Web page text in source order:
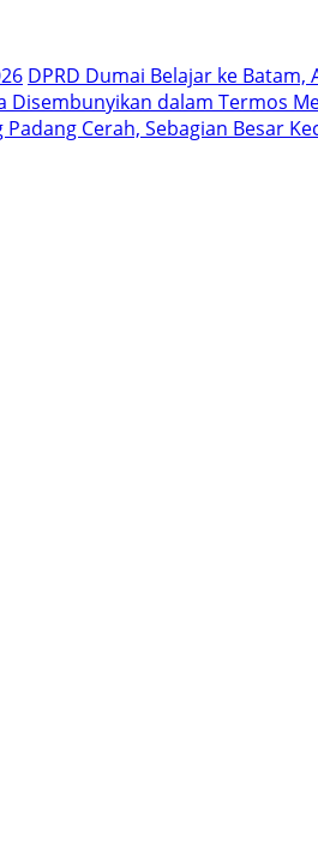
DPRD Dumai Belajar ke
Disembunyikan dalam Termos
Cerah, Sebagian Besar